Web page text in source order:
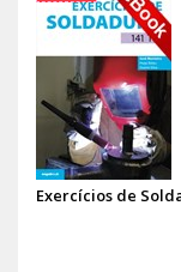
Exercícios de